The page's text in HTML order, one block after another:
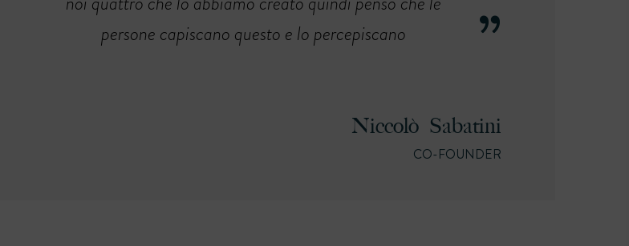
persone capiscano questo e lo percepiscano
Niccolò Sabatini
CO-FOUNDER